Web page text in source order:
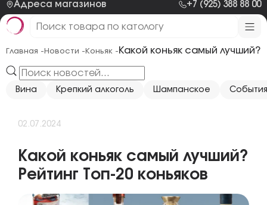
Адреса магазинов +7 (925) 388 88 00
Главная - Новости - Коньяк - Какой коньяк самый лучший?
Вина Крепкий алкоголь Шампанское События
02.07.2024
Какой коньяк самый лучший?
Рейтинг Топ-20 коньяков